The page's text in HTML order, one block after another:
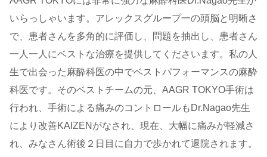
いらっしゃいます。アレックスグループ一の頭脳と明晰さ
で、患者さんを多角的に評価し、問題を抽出し、患者さん
一人一人にベストな治療を提供してくださいます。私の人
生で出会った麻酔科医の中でベストパフォーマンスの麻酔
科医です。そのベストチームの元、AAGR TOKYO手術は
行われ、手術による痛みのコントロールもDr.Nagao先生
により改善KAIZENがなされ、現在、大幅に痛みが軽減さ
れ、みなさん術後２日目に自力で歩かれて退院されます。